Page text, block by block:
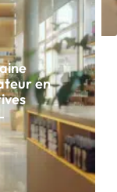
en